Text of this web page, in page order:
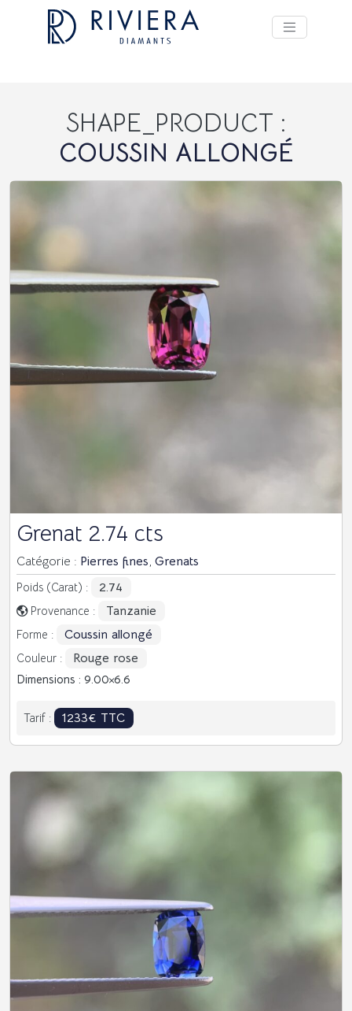
SHAPE_PRODUCT :
COUSSIN ALLONGÉ
Grenat 2.74 cts
Catégorie : Pierres fines, Grenats
Poids (Carat) : 2.74
Provenance : Tanzanie
Forme : Coussin allongé
Couleur : Rouge rose
Dimensions : 9.00 6.6
Tarif : 1233€ TTC